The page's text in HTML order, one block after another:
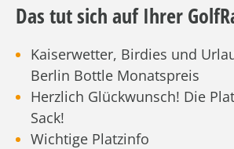
Das tut sich auf Ihrer
Kaiserwetter, Birdies und
Berlin Bottle Monatspreis
Herzlich Glückwunsch! Die
Sack!
Wichtige Platzinfo